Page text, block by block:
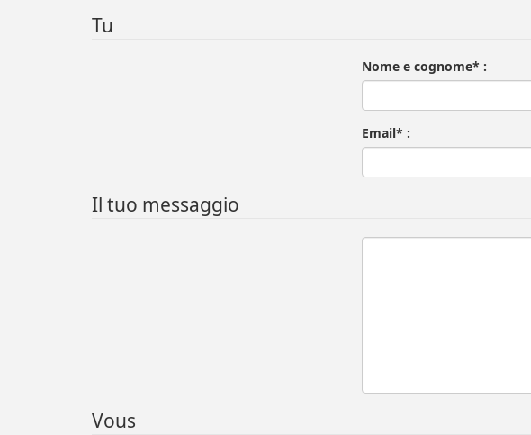
Tu
Nome e cognome* :
Email* :
Il tuo messaggio
Vous